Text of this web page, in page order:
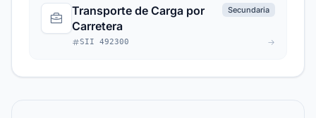
Transporte de Carga por
Carretera
Secundaria
SII 492300